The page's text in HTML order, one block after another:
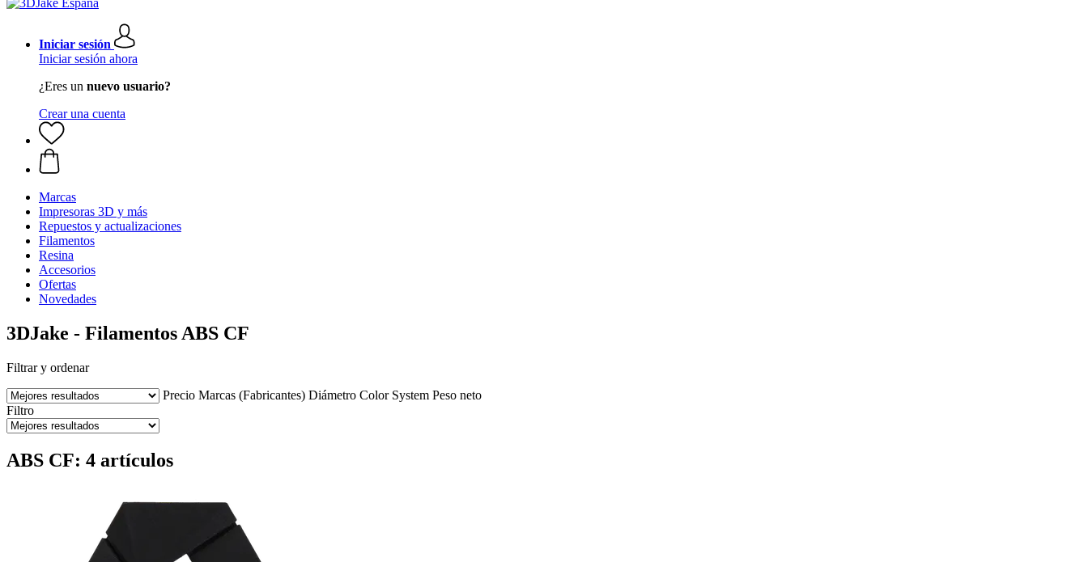
Iniciar sesión
Iniciar sesión ahora
¿Eres un nuevo usuario?
Crear una cuenta
Marcas
Impresoras 3D y más
Repuestos y actualizaciones
Filamentos
Resina
Accesorios
Ofertas
Novedades
3DJake - Filamentos ABS CF
Filtrar y ordenar
Precio Marcas (Fabricantes) Diámetro Color System Peso neto
Filtro
ABS CF: 4 artículos